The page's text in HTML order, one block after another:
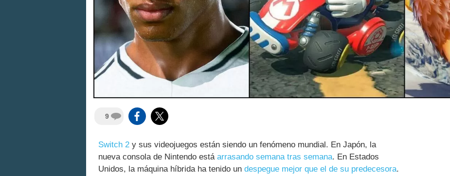
9
Switch 2 y sus videojuegos están siendo un fenómeno mundial. En Japón, la
nueva consola de Nintendo está arrasando semana tras semana. En Estados
Unidos, la máquina híbrida ha tenido un despegue mejor que el de su predecesora.